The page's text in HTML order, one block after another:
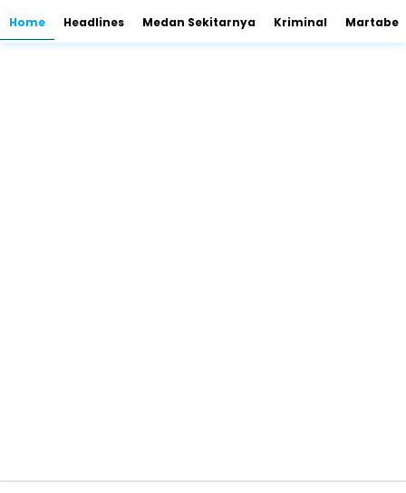
Home Headlines Medan Sekitarnya Kriminal Martabe